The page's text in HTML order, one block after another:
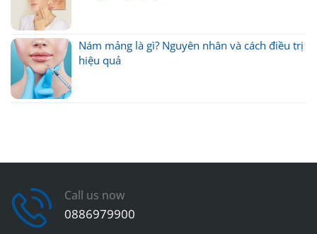
Nám mảng là gì? Nguyên nhân và cách điều trị
hiệu quả
Call us now
0886979900